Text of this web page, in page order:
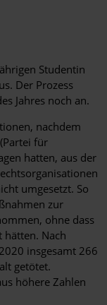
Studentin
Der Prozess
Jahres noch an.
nachdem
für
hatten, aus der
umgesetzt. So
zur
ohne dass
hätten. Nach
insgesamt 266
getötet.
höhere Zahlen